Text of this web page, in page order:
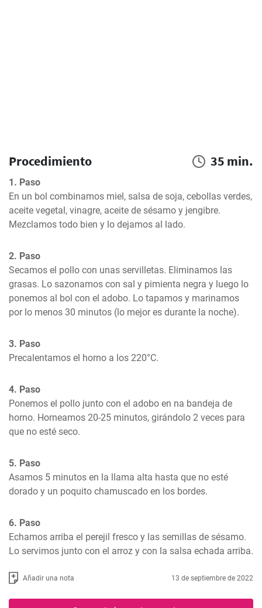
Procedimiento 35 min.
1. Paso
En un bol combinamos miel, salsa de soja, cebollas verdes,
aceite vegetal, vinagre, aceite de sésamo y jengibre.
Mezclamos todo bien y lo dejamos al lado.
2. Paso
Secamos el pollo con unas servilletas. Eliminamos las
grasas. Lo sazonamos con sal y pimienta negra y luego lo
ponemos al bol con el adobo. Lo tapamos y marinamos
por lo menos 30 minutos (lo mejor es durante la noche).
3. Paso
Precalentamos el horno a los 220°C.
4. Paso
Ponemos el pollo junto con el adobo en na bandeja de
horno. Horneamos 20-25 minutos, girándolo 2 veces para
que no esté seco.
5. Paso
Asamos 5 minutos en la llama alta hasta que no esté
dorado y un poquito chamuscado en los bordes.
6. Paso
Echamos arriba el perejil fresco y las semillas de sésamo.
Lo servimos junto con el arroz y con la salsa echada arriba.
Añadir una nota 13 de septiembre de 2022